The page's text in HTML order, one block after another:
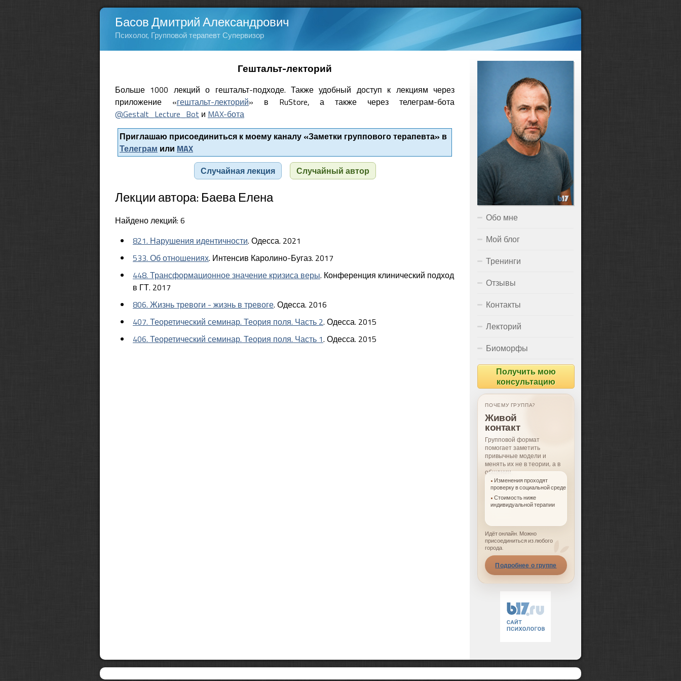
Басов Дмитрий Александрович
Психолог, Групповой терапевт Супервизор
Гештальт-лекторий
Больше 1000 лекций о гештальт-подходе. Также удобный доступ к лекциям через
приложение «гештальт-лекторий» в RuStore, а также через телеграм-бота
@Gestalt_Lecture_Bot и MAX-бота
Приглашаю присоединиться к моему каналу «Заметки группового терапевта» в
Телеграм или MAX
Случайная лекция
Случайный автор
Лекции автора: Баева Елена
Найдено лекций: 6
821. Нарушения идентичности. Одесса. 2021
533. Об отношениях. Интенсив Каролино-Бугаз. 2017
448. Трансформационное значение кризиса веры. Конференция клинический подход
в ГТ. 2017
806. Жизнь тревоги - жизнь в тревоге. Одесса. 2016
407. Теоретический семинар. Теория поля. Часть 2. Одесса. 2015
406. Теоретический семинар. Теория поля. Часть 1. Одесса. 2015
Обо мне
Мой блог
Тренинги
Отзывы
Контакты
Лекторий
Биоморфы
Получить мою
консультацию
ПОЧЕМУ ГРУППА?
Живой
контакт
Групповой формат
помогает заметить
привычные модели и
менять их не в теории, а в
общении.
Изменения проходят
проверку в социальной среде
Стоимость ниже
индивидуальной терапии
Идёт онлайн. Можно
присоединиться из любого
города.
Подробнее о группе